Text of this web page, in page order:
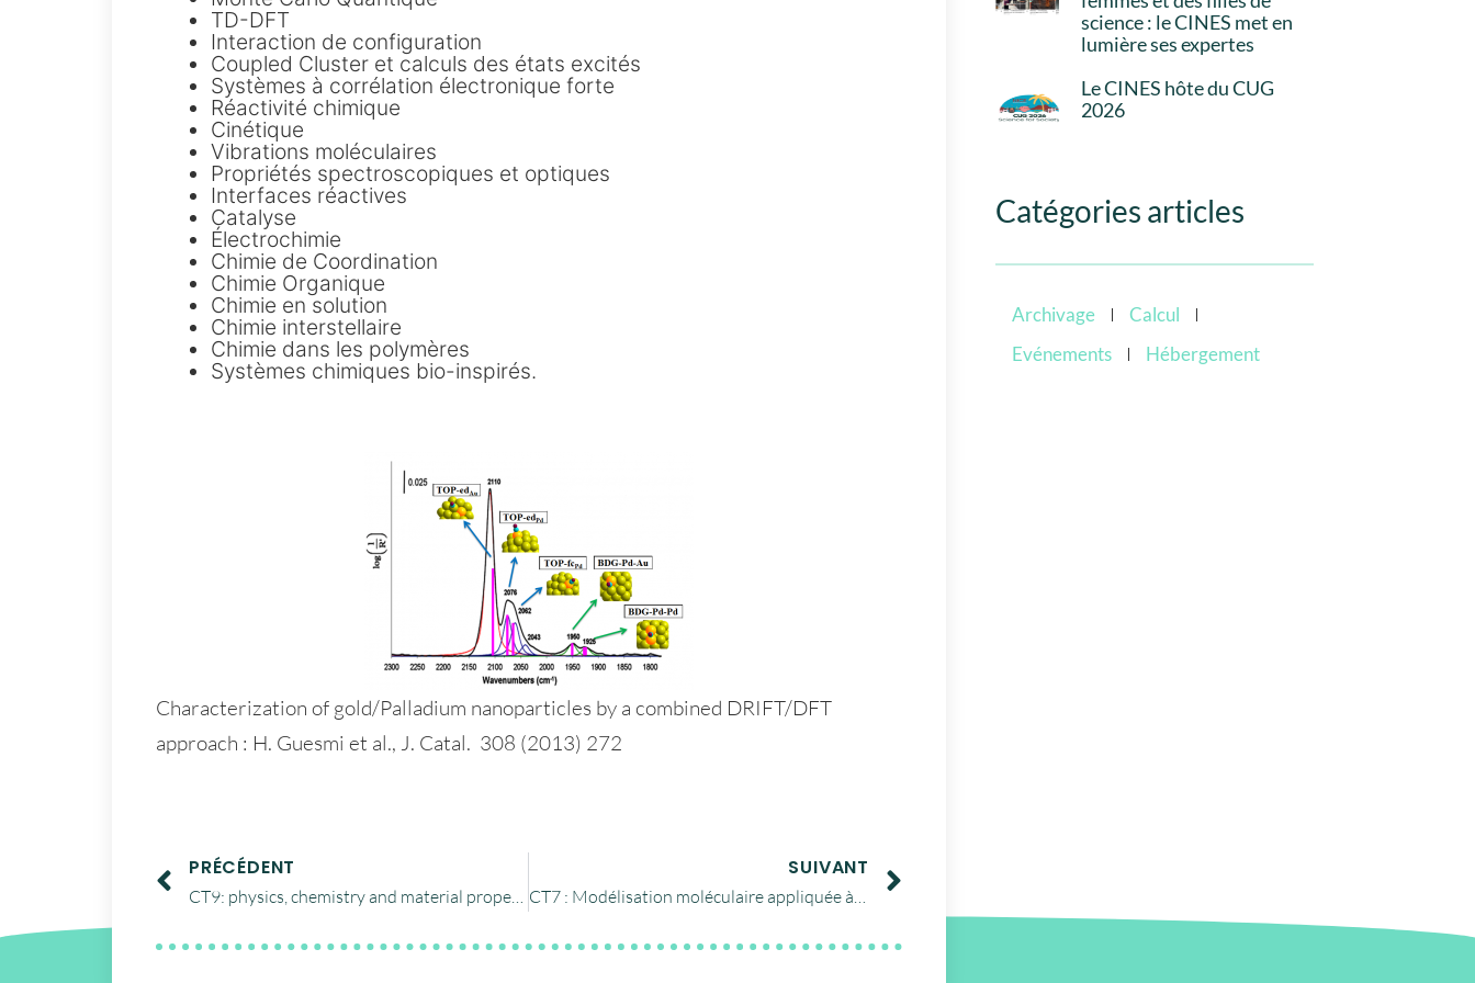
TD-DFT
Interaction de configuration
Coupled Cluster et calculs des états excités
Systèmes à corrélation électronique forte
Réactivité chimique
Cinétique
Vibrations moléculaires
Propriétés spectroscopiques et optiques
Interfaces réactives
Catalyse
Électrochimie
Chimie de Coordination
Chimie Organique
Chimie en solution
Chimie interstellaire
Chimie dans les polymères
Systèmes chimiques bio-inspirés.
Characterization of gold/Palladium nanoparticles by a combined DRIFT/DFT
approach : H. Guesmi et al., J. Catal. 308 (2013) 272
PRÉCÉDENT
CT9: physics, chemistry and material properties
SUIVANT
CT7 : Modélisation moléculaire appliquée à la biologie
science : le CINES met en
lumière ses expertes
Le CINES hôte du CUG
2026
Catégories articles
Archivage
Calcul
Evénements
Hébergement